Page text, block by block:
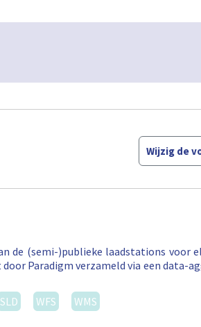
Wijzig de
de (semi-)publieke laadstations voor
Paradigm verzameld via een data-
SLD WFS WMS